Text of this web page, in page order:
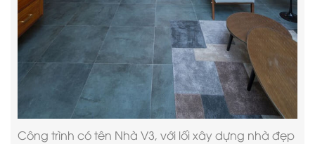
Công trình có tên Nhà V3, với lối xây dựng nhà đẹp